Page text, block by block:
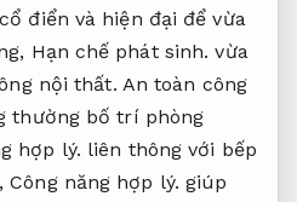
điển và hiện đại để vừa
Hạn chế phát sinh. vừa
nội thất. An toàn công
thường bố trí phòng
hợp lý. liên thông với bếp
Công năng hợp lý. giúp